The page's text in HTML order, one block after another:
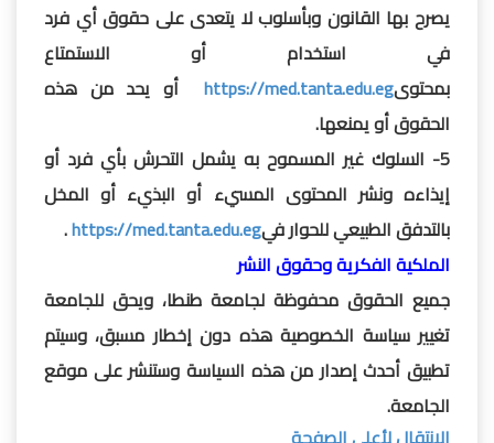
يصرح بها القانون وبأسلوب لا يتعدى على حقوق أي فرد
في استخدام أو الاستمتاع
بمحتوىhttps://med.tanta.edu.eg
أو يحد من هذه
الحقوق أو يمنعها.
5- السلوك غير المسموح به يشمل التحرش بأي فرد أو
إيذاءه ونشر المحتوى المسيء أو البذيء أو المخل
بالتدفق الطبيعي للحوار فيhttps://med.tanta.edu.eg
.
الملكية الفكرية وحقوق النشر
جميع الحقوق محفوظة لجامعة طنطا، ويحق للجامعة
تغيير سياسة الخصوصية هذه دون إخطار مسبق، وسيتم
تطبيق أحدث إصدار من هذه السياسة وستنشر على موقع
الجامعة.